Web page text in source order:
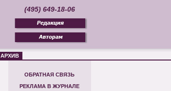
(495) 649-18-06
АРХИВ
ОБРАТНАЯ СВЯЗЬ
РЕКЛАМА В ЖУРНАЛЕ